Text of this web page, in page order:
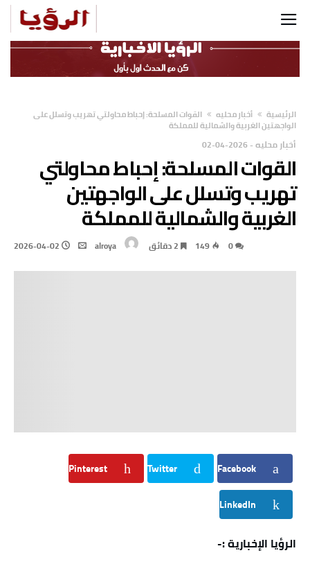
‫الرئيسية‬ أخبار محليه
القوات المسلحة: إحباط محاولتي تهريب وتسلل على
الواجهتين الغربية والشمالية للمملكة
أخبار محليه-
2026-04-02
القوات المسلحة: إحباط محاولتي
تهريب وتسلل على الواجهتين
الغربية والشمالية للمملكة
alroya
2026-04-02 149 2 ‫دقائق‬
Facebook
Twitter
Pinterest
LinkedIn
الرؤيا الإخبارية :-